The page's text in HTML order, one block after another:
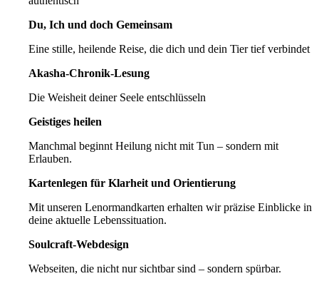
Du, Ich und doch Gemeinsam
Eine stille, heilende Reise, die dich und dein Tier tief verbindet
Akasha-Chronik-Lesung
Die Weisheit deiner Seele entschlüsseln
Geistiges heilen
Manchmal beginnt Heilung nicht mit Tun – sondern mit
Erlauben.
Kartenlegen für Klarheit und Orientierung
Mit unseren Lenormandkarten erhalten wir präzise Einblicke in
deine aktuelle Lebenssituation.
Soulcraft-Webdesign
Webseiten, die nicht nur sichtbar sind – sondern spürbar.